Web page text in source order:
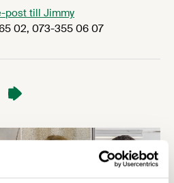
post till Jimmy
02, 073-355 06 07